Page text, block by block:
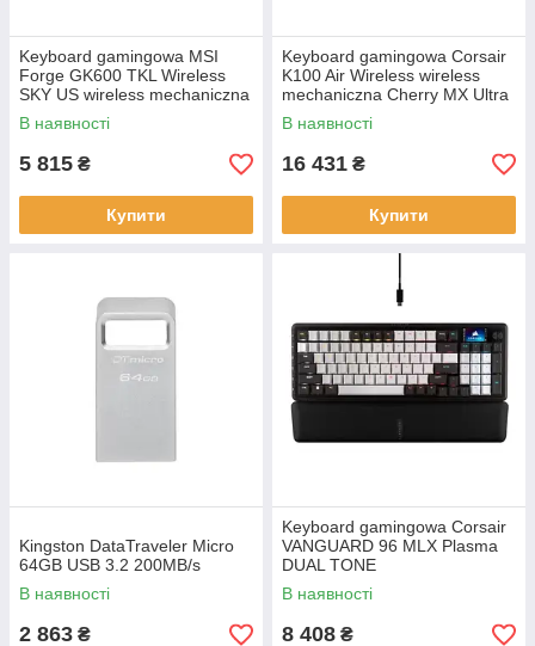
Keyboard gamingowa MSI
Forge GK600 TKL Wireless
SKY US wireless mechaniczna
backlitetlana white and Grey
В наявності
5 815 ₴
Купити
Keyboard gamingowa Corsair
K100 Air Wireless wireless
mechaniczna Cherry MX Ultra
Low Profile (Tactile)
backlitetlana Black
В наявності
16 431 ₴
Купити
Kingston DataTraveler Micro
64GB USB 3.2 200MB/s
В наявності
2 863 ₴
Keyboard gamingowa Corsair
VANGUARD 96 MLX Plasma
DUAL TONE
В наявності
8 408 ₴